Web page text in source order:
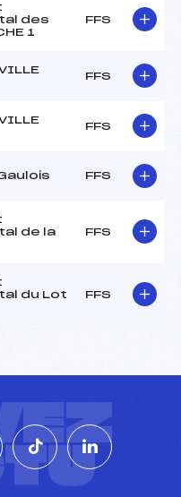
des
1
FFS
FFS
FFS
FFS
de la
FFS
du Lot
FFS